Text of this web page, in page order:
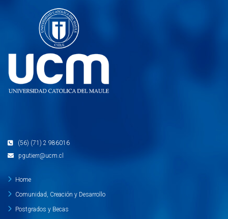
(56) (71) 2 986016
pgutierr@ucm.cl
Home
Comunidad, Creación y Desarrollo
Postgrados y Becas